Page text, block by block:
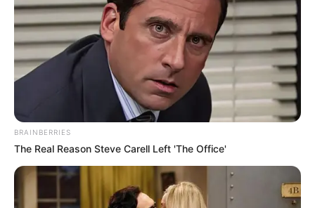
navigation
Previous
article:
Egyre gyönyörűbb
Mészáros Lőrinc…
szépségkirálynők
verekednek érte
Next Article
Bejelentették: Óriási
Orbán-kormány ellen –
ILYEN MÉG NEM
VOLT!
BRAINBERRIES
The Real Reason Steve Carell Left 'The Office'